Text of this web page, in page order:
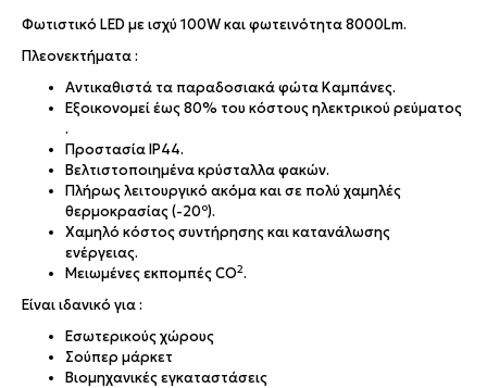
Φωτιστικό LED με ισχύ 100W και φωτεινότητα 8000Lm.
Πλεονεκτήματα :
Αντικαθιστά τα παραδοσιακά φώτα Καμπάνες.
Εξοικονομεί έως 80% του κόστους ηλεκτρικού ρεύματος
.
Προστασία IP44.
Βελτιστοποιημένα κρύσταλλα φακών.
Πλήρως λειτουργικό ακόμα και σε πολύ χαμηλές
θερμοκρασίας (-20o).
Χαμηλό κόστος συντήρησης και κατανάλωσης
ενέργειας.
Μειωμένες εκπομπές CO2.
Είναι ιδανικό για :
Εσωτερικούς χώρους
Σούπερ μάρκετ
Βιομηχανικές εγκαταστάσεις